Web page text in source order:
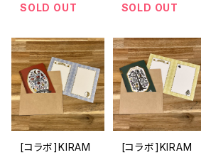
SOLD OUT
026年3月)
SOLD OUT
[コラボ]KIRAM
[コラボ]KIRAM